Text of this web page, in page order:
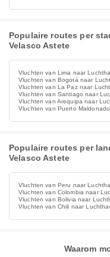
Populaire routes per
Velasco Astete
Vluchten van Lima naar
Vluchten van Bogotá naar
Vluchten van La Paz naar
Vluchten van Santiago naar
Vluchten van Arequipa naar
Vluchten van Puerto
Populaire routes per
Velasco Astete
Vluchten van Peru naar
Vluchten van Colombia naar
Vluchten van Bolivia naar
Vluchten van Chili naar
Waarom